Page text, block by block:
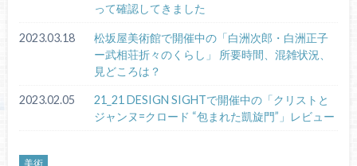
って確認してきました
2023.03.18
松坂屋美術館で開催中の「白洲次郎・白洲正子
ー武相荘折々のくらし」 所要時間、混雑状況、
見どころは？
2023.02.05
21_21 DESIGN SIGHTで開催中の「クリストと
ジャンヌ=クロード “包まれた凱旋門”」レビュー
美術